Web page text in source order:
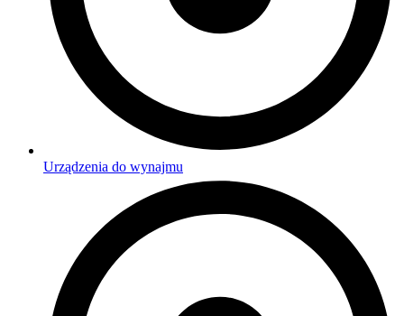
Urządzenia do wynajmu